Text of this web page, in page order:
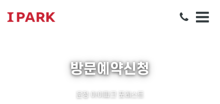
방문예약신청
운정 아이파크 포레스트